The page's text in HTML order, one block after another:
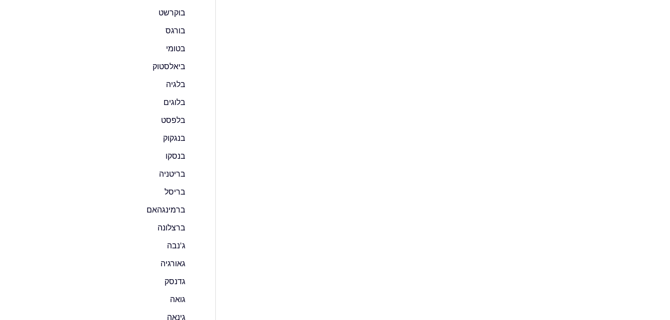
בוקרשט
בורגס
בטומי
ביאלסטוק
בלגיה
בלוגים
בלפסט
בנגקוק
בנסקו
בריטניה
בריסל
ברמינגהאם
ברצלונה
ג'נבה
גאורגיה
גדנסק
גואה
גינאה